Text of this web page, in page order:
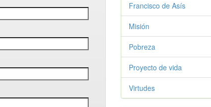
Francisco de Asís
Misión
Pobreza
Proyecto de vida
Virtudes